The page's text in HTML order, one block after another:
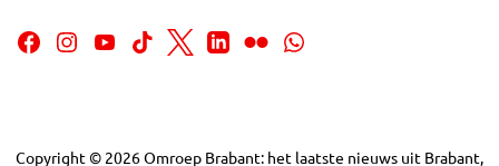
Copyright © 2026Omroep Brabant: het laatste nieuws uit Brabant,